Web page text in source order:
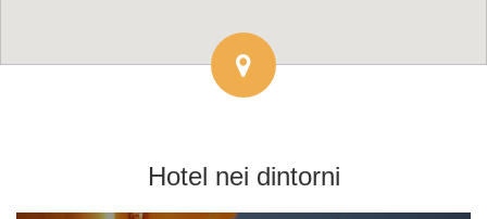
Hotel nei dintorni